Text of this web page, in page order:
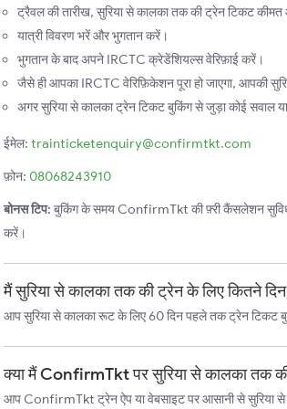
ट्रैवल की तारीख, सुरिया से कालका तक की ट्रेन टिकट
यात्री विवरण भरें और भुगतान करें।
भुगतान के बाद अपने IRCTC क्रेडेंशियल्स वेरिफ़ाई करें।
जैसे ही आपका IRCTC वेरिफ़िकेशन पूरा हो जाएगा, आपकी
अगर सुरिया से कालका ट्रेन टिकट बुकिंग से जुड़ा कोई सवाल
ईमेल: trainticketenquiry@confirmtkt.com
फ़ोन: 08068243910
बोनस टिप: बुकिंग के समय ConfirmTkt की फ़्री कैंसलेशन
करें।
मैं सुरिया से कालका तक की ट्रेन के लिए कितने
आप सुरिया से कालका रूट के लिए 60 दिन पहले तक ट्रेन टिकट
क्या मैं ConfirmTkt पर सुरिया से कालका तक
आप ConfirmTkt ट्रेन ऐप या वेबसाइट पर आसानी से सुरिया